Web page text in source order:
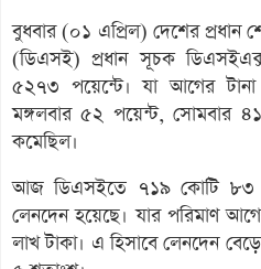
বুধবার (০১ এপ্রিল) দেশের প্রধান
(ডিএসই) প্রধান সূচক
৫২৭৩ পয়েন্টে। যা আগের
মঙ্গলবার ৫২ পয়েন্ট, সোমবার
কমেছিল।
আজ ডিএসইতে ৭১৯ কোটি ৮৩
লেনদেন হয়েছে। যার পরিমাণ
লাখ টাকা। এ হিসাবে লেনদেন